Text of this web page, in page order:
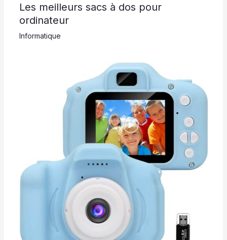
Les meilleurs sacs à dos pour
ordinateur
Informatique